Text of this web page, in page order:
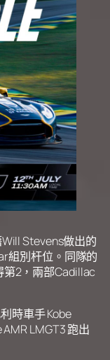
Stevens做出的
組別杆位。同隊的
第2，兩部Cadillac
時車手 Kobe
LMGT3 跑出